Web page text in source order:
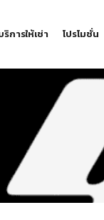
ริการให้เช่า โปรโมชั่น